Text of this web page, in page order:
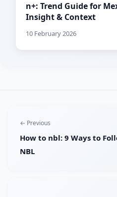
n+: Trend Guide for
Insight & Context
10 February 2026
← Previous
How to nbl: 9 Ways to
NBL